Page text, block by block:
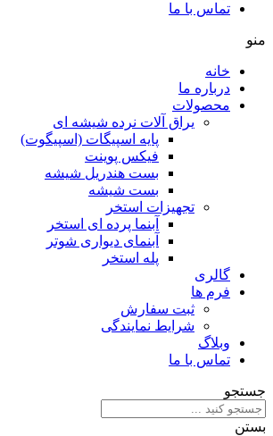
تماس با ما
منو
خانه
درباره ما
محصولات
یراق آلات نرده شیشه ای
پایه اسپیگات (اسپیگوت)
فیکس پوینت
بست هندریل شیشه
بست شیشه
تجهیزات استخر
آبنما پرده ای استخر
آبنمای دیواری شوتر
پله استخر
گالری
فرم ها
ثبت سفارش
شرایط نمایندگی
وبلاگ
تماس با ما
جستجو
بستن